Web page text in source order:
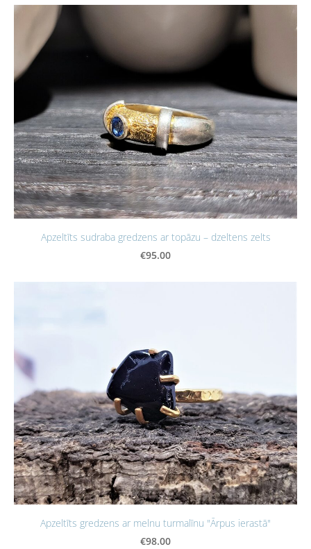
Apzeltīts sudraba gredzens ar topāzu – dzeltens zelts
€95.00
Apzeltīts gredzens ar melnu turmalīnu "Ārpus ierastā"
€98.00